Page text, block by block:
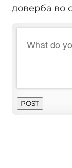
доверба во
POST